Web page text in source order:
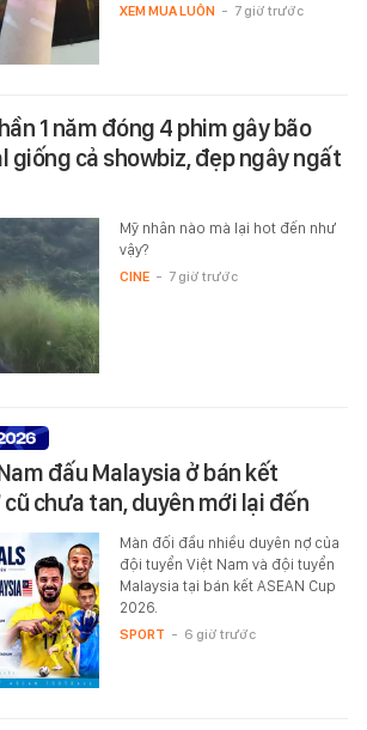
XEM MUA LUÔN - 7 giờ trước
1 năm đóng 4 phim gây bão
giống cả showbiz, đẹp ngây ngất
Mỹ nhân nào mà lại hot đến như
vậy?
CINE - 7 giờ trước
đấu Malaysia ở bán kết
cũ chưa tan, duyên mới lại đến
Màn đối đầu nhiều duyên nợ của
đội tuyển Việt Nam và đội tuyển
Malaysia tại bán kết ASEAN Cup
2026.
SPORT - 6 giờ trước